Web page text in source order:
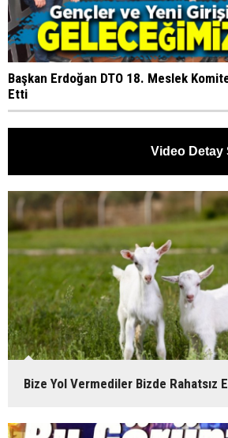
Başkan Erdoğan DTO 18. Meslek
Etti
Video Detay
Bize Yol Vermediler Bizde Rahatsız